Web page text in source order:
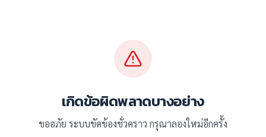
เกิดข้อผิดพลาดบางอย่าง
ขออภัย ระบบขัดข้องชั่วคราว กรุณาลองใหม่อีกครั้ง